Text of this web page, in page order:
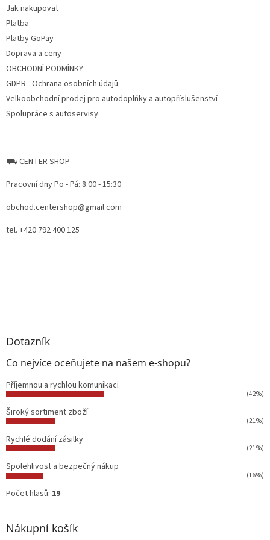
Jak nakupovat
Platba
Platby GoPay
Doprava a ceny
OBCHODNÍ PODMÍNKY
GDPR - Ochrana osobních údajů
Velkoobchodní prodej pro autodoplňky a autopříslušenství
Spolupráce s autoservisy
⛟ CENTER SHOP
Pracovní dny Po - Pá: 8:00 - 15:30
obchod.centershop@gmail.com
tel. +420 792 400 125
Dotazník
Co nejvíce oceňujete na našem e-shopu?
Příjemnou a rychlou komunikaci
(42%)
Široký sortiment zboží
(21%)
Rychlé dodání zásilky
(21%)
Spolehlivost a bezpečný nákup
(16%)
Počet hlasů: 19
Nákupní košík